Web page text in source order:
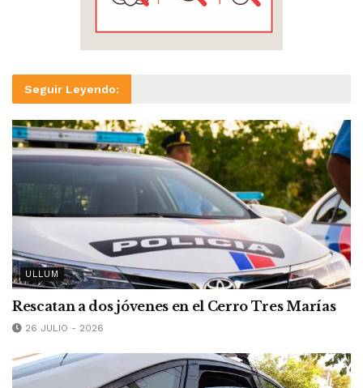
Seguir Leyendo:
ULLUM
Rescatan a dos jóvenes en el Cerro Tres Marías
26 JULIO - 2026